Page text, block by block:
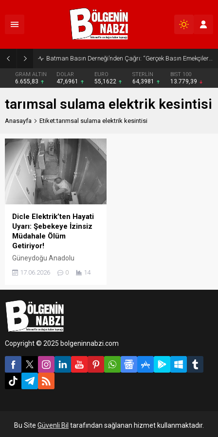
Batman Basın Derneği’nden Çağrı: “Gerçek Basın Emekçileri Desteklenmeli”
GRAM ALTIN
6.655,83
DOLAR
47,6961
EURO
55,1622
STERLİN
64,3981
BIST 100
13.779,39
tarımsal sulama elektrik kesintisi
Anasayfa Etiket:tarımsal sulama elektrik kesintisi
Dicle Elektrik’ten Hayati
Uyarı: Şebekeye İzinsiz
Müdahale Ölüm
Getiriyor!
Güneydoğu Anadolu
dağıtım hizmeti veren Dicle
kişinin ölümü, 1 kişinin
yaralanmasıyla sonuçlanan
elektrik çarpması vakalarının
kritik bir uyarıda bulundu.
17.06.2026 0 14
Copyright © 2025 bolgeninnabzi.com
Bu Site Güvenli Bil tarafından sağlanan hizmet kullanmaktadır.